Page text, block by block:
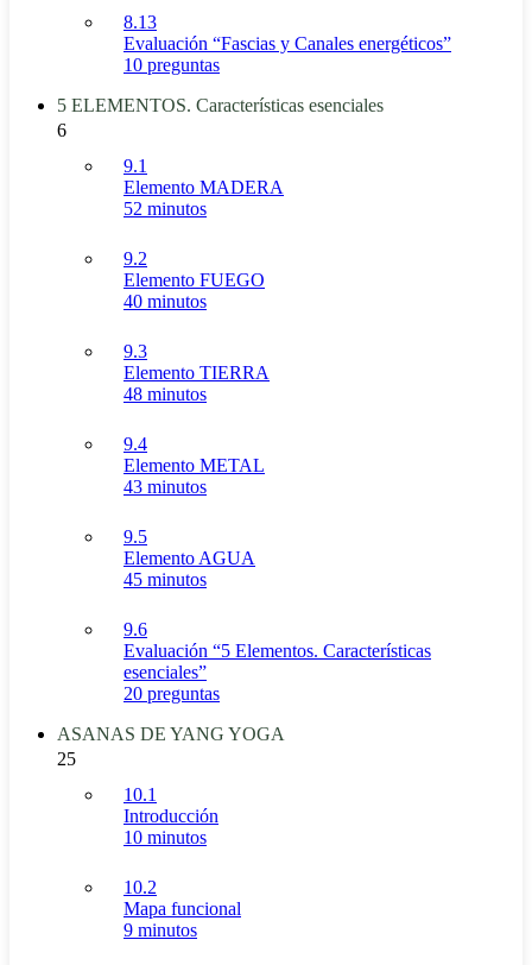
8.13
Evaluación “Fascias y Canales energéticos”
10 preguntas
5 ELEMENTOS. Características esenciales
6
9.1
Elemento MADERA
52 minutos
9.2
Elemento FUEGO
40 minutos
9.3
Elemento TIERRA
48 minutos
9.4
Elemento METAL
43 minutos
9.5
Elemento AGUA
45 minutos
9.6
Evaluación “5 Elementos. Características
esenciales”
20 preguntas
ASANAS DE YANG YOGA
25
10.1
Introducción
10 minutos
10.2
Mapa funcional
9 minutos